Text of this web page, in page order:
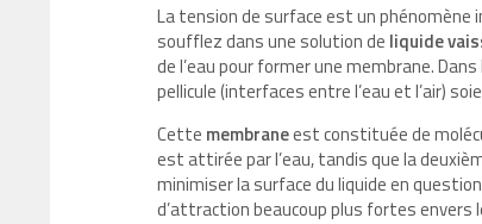
La tension de surface est un
soufflez dans une solution de liquide
de l’eau pour former une membrane.
pellicule (interfaces entre l’eau et l’air)
Cette membraneest constituée de
est attirée par l’eau, tandis que la
minimiser la surface du liquide en
d’attraction beaucoup plus fortes envers